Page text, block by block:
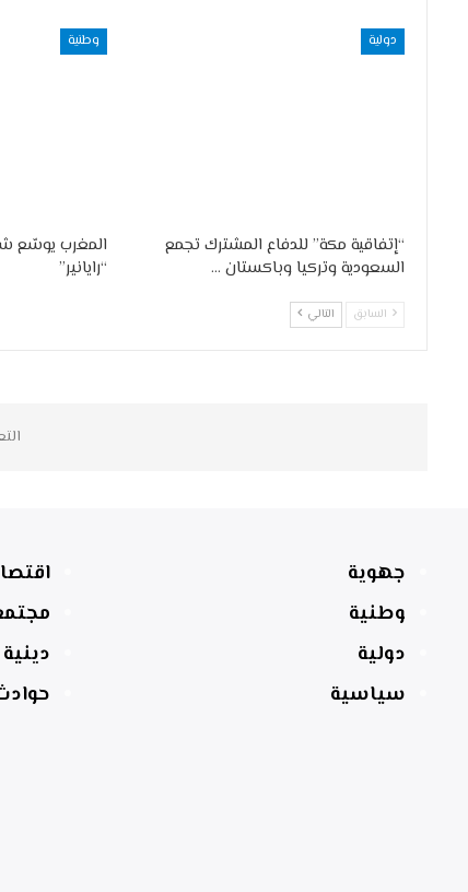
دولية
“إتفاقية مكة” للدفاع المشترك تجمع
السعودية وتركيا وباكستان …
وطنية
المغرب يوسّع
“رايانير”
السابق التالي
جهوية
وطنية
دولية
سياسية
دينية